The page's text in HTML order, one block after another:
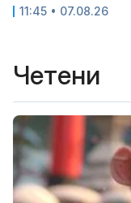
11:45 • 07.08.26
Четени